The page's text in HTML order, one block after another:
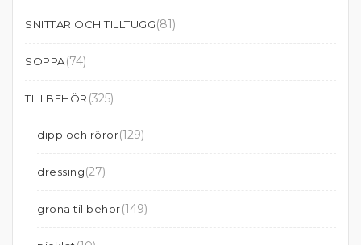
SNITTAR OCH TILLTUGG(81)
SOPPA(74)
TILLBEHÖR (325)
dipp och röror(129)
dressing(27)
gröna tillbehör(149)